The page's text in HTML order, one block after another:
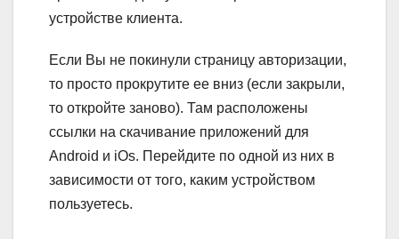
устройстве клиента.
Если Вы не покинули страницу авторизации,
то просто прокрутите ее вниз (если закрыли,
то откройте заново). Там расположены
ссылки на скачивание приложений для
Android и iOs. Перейдите по одной из них в
зависимости от того, каким устройством
пользуетесь.